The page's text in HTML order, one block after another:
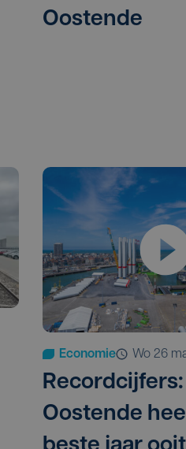
Oostende
Economie wo 26
Oostende